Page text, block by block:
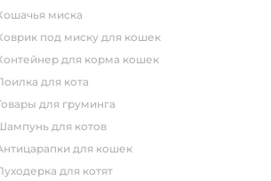
кошачья миска
коврик под миску для кошек
контейнер для корма кошек
поилка для кота
товары для груминга
шампунь для котов
антицарапки для кошек
пуходерка для котят